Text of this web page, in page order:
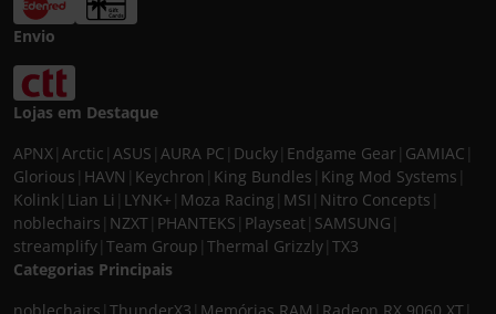
Envio
Lojas em Destaque
APNX Arctic ASUS AURA PC Ducky Endgame Gear GAMIAC
Glorious HAVN Keychron King Bundles King Mod Systems
Kolink Lian Li LYNK+ Moza Racing MSI Nitro Concepts
noblechairs NZXT PHANTEKS Playseat SAMSUNG
streamplify Team Group Thermal Grizzly TX3
Categorias Principais